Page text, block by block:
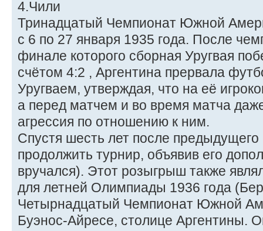
4.Чили
Тринадцатый Чемпионат Южной
с 6 по 27 января 1935 года. После
финале которого сборная Уругвая
счётом 4:2 , Аргентина прервала
Уругваем, утверждая, что на её
а перед матчем и во время матча
агрессия по отношению к ним.
Спустя шесть лет после
продолжить турнир, объявив его
вручался). Этот розыгрыш также
для летней Олимпиады 1936 года
Четырнадцатый Чемпионат Южной
Буэнос-Айресе, столице Аргентины.